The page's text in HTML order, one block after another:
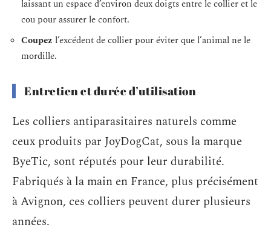
laissant un espace d’environ deux doigts entre le collier et le
cou pour assurer le confort.
Coupez l’excédent de collier pour éviter que l’animal ne le
mordille.
Entretien et durée d’utilisation
Les colliers antiparasitaires naturels comme
ceux produits par JoyDogCat, sous la marque
ByeTic, sont réputés pour leur durabilité.
Fabriqués à la main en France, plus précisément
à Avignon, ces colliers peuvent durer plusieurs
années.